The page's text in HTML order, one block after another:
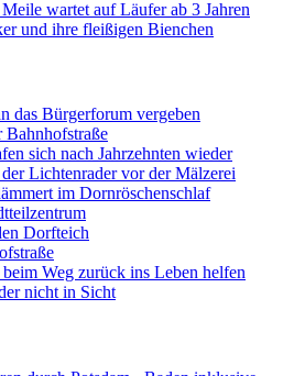
wartet auf Läufer ab 3 Jahren
und ihre fleißigen Bienchen
das Bürgerforum vergeben
Bahnhofstraße
sich nach Jahrzehnten wieder
Lichtenrader vor der Mälzerei
im Dornröschenschlaf
Dorfteich
Weg zurück ins Leben helfen
nicht in Sicht